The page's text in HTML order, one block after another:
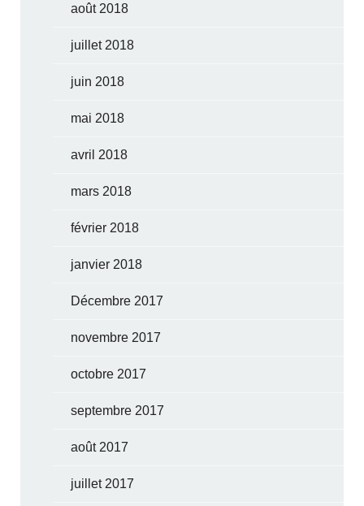
août 2018
juillet 2018
juin 2018
mai 2018
avril 2018
mars 2018
février 2018
janvier 2018
Décembre 2017
novembre 2017
octobre 2017
septembre 2017
août 2017
juillet 2017